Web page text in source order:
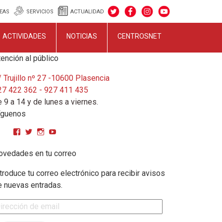
SERVICIOS ACTUALIDAD
ACTIVIDADES NOTICIAS CENTROSNET
al público
Trujillo nº 27 -10600 Plasencia
422 362 - 927 411 435
9 a 14 y de lunes a viernes.
Ver perfil de CPMGarciaMatos en Facebook
Ver perfil de cpmgarciamatos en Twitter
Ver perfil de cpmgarciamatos en Instagram
en tu correo
tu correo electrónico para recibir avisos
nuevas entradas.
de email